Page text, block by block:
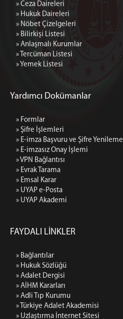
» Ceza Daireleri
» Hukuk Daireleri
» Nöbet Çizelgeleri
» Bilirkişi Listesi
» Anlaşmalı Kurumlar
» Tercüman Listesi
» Yemek Listesi
Yardımcı Dokümanlar
» Formlar
» Şifre İşlemleri
» E-imza Başvuru ve Şifre Yenileme
» E-imzasız Onay İşlemi
» VPN Bağlantısı
» Evrak Tarama
» Emsal Karar
» UYAP e-Posta
» UYAP Akademi
FAYDALI LİNKLER
» Bağlantılar
» Hukuk Sözlüğü
» Adalet Dergisi
» AİHM Kararları
» Adli Tıp Kurumu
» Türkiye Adalet Akademisi
» Uzlaştırma İnternet Sitesi